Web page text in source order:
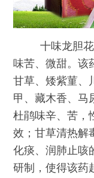
十味龙胆花颗
味苦、微甜。该
甘草、矮紫菫、
甲、藏木香、马
杜鹃味辛、苦，
效；甘草清热解
化痰、润肺止咳
研制，使得该药